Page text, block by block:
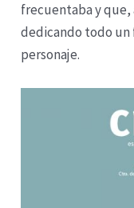
frecuentaba y que,
dedicando todo un
personaje.